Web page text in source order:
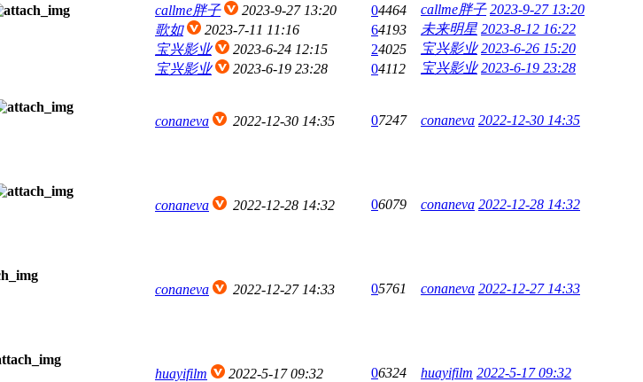
callme胖子 2023-9-27 13:20 04464 callme胖子 2023-9-27 13:20
歌如 2023-7-11 11:16 64193 未来明星 2023-8-12 16:22
宝兴影业 2023-6-24 12:15 24025 宝兴影业 2023-6-26 15:20
宝兴影业 2023-6-19 23:28 04112 宝兴影业 2023-6-19 23:28
conaneva
2022-12-30 14:35 07247 conaneva 2022-12-30 14:35
conaneva
2022-12-28 14:32 06079 conaneva 2022-12-28 14:32
conaneva
2022-12-27 14:33 05761 conaneva 2022-12-27 14:33
huayifilm
2022-5-17 09:32 06324 huayifilm 2022-5-17 09:32